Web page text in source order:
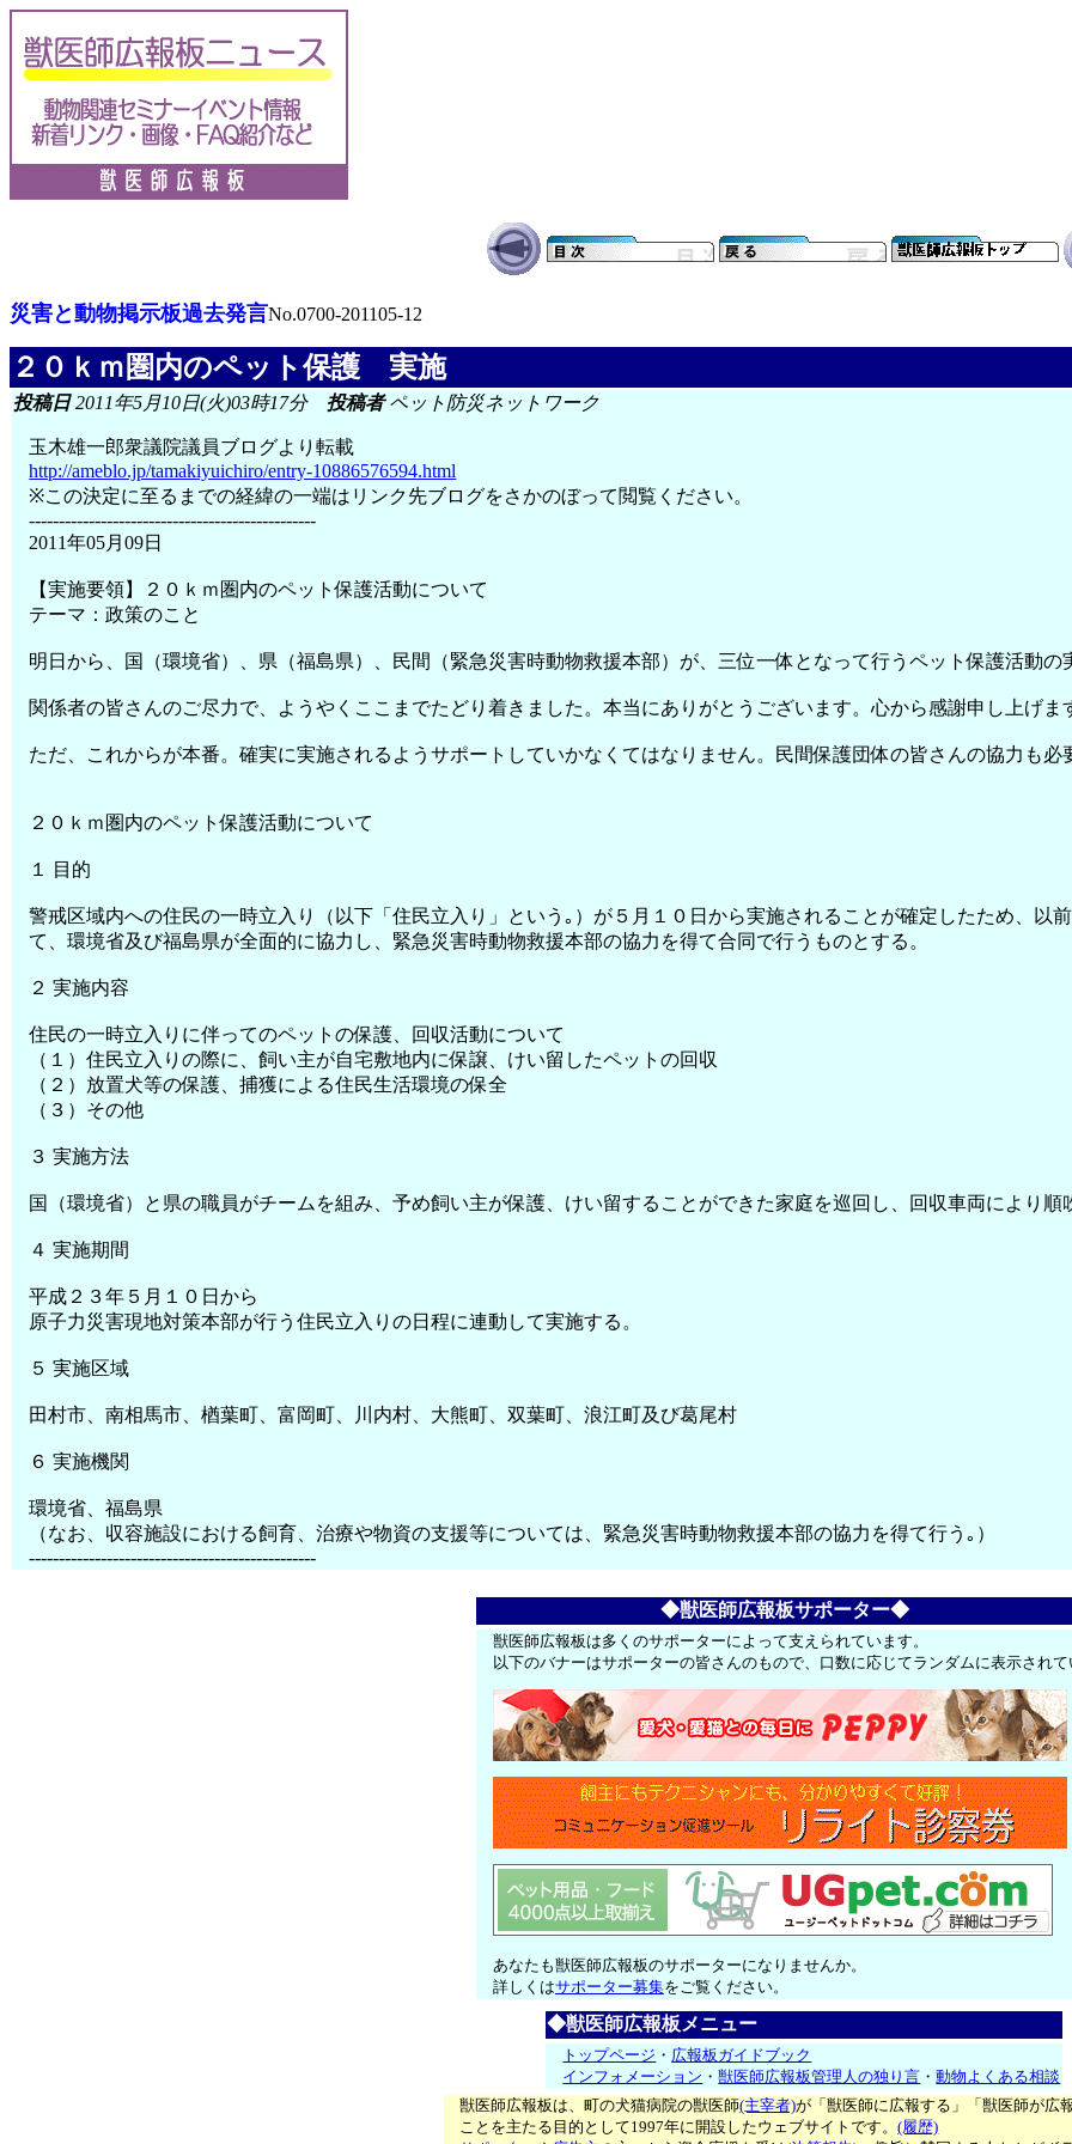
災害と動物掲示板過去発言No.0700-201105-12
２０ｋｍ圏内のペット保護 実施
投稿日2011年5月10日(火)03時17分 投稿者ペット防災ネットワーク
玉木雄一郎衆議院議員ブログより転載
http://ameblo.jp/tamakiyuichiro/entry-10886576594.html
※この決定に至るまでの経緯の一端はリンク先ブログをさかのぼって閲覧ください。
------------------------------------------------
2011年05月09日
【実施要領】２０ｋｍ圏内のペット保護活動について
テーマ：政策のこと
明日から、国（環境省）、県（福島県）、民間（緊急災害時動物救援本部）が、三位一体となって行うペット保護活動の
関係者の皆さんのご尽力で、ようやくここまでたどり着きました。本当にありがとうございます。心から感謝申し上げま
ただ、これからが本番。確実に実施されるようサポートしていかなくてはなりません。民間保護団体の皆さんの協力も
２０ｋｍ圏内のペット保護活動について
１ 目的
警戒区域内への住民の一時立入り（以下「住民立入り」という｡）が５月１０日から実施されることが確定したため、以
て、環境省及び福島県が全面的に協力し、緊急災害時動物救援本部の協力を得て合同で行うものとする。
２ 実施内容
住民の一時立入りに伴ってのペットの保護、回収活動について
（１）住民立入りの際に、飼い主が自宅敷地内に保譲、けい留したペットの回収
（２）放置犬等の保護、捕獲による住民生活環境の保全
（３）その他
３ 実施方法
国（環境省）と県の職員がチームを組み、予め飼い主が保護、けい留することができた家庭を巡回し、回収車両により順
４ 実施期間
平成２３年５月１０日から
原子力災害現地対策本部が行う住民立入りの日程に連動して実施する。
５ 実施区域
田村市、南相馬市、楢葉町、富岡町、川内村、大熊町、双葉町、浪江町及び葛尾村
６ 実施機関
環境省、福島県
（なお、収容施設における飼育、治療や物資の支援等については、緊急災害時動物救援本部の協力を得て行う｡）
------------------------------------------------
◆獣医師広報板サポーター◆
獣医師広報板は多くのサポーターによって支えられています。
以下のバナーはサポーターの皆さんのもので、口数に応じてランダムに表示されて
あなたも獣医師広報板のサポーターになりませんか。
詳しくはサポーター募集をご覧ください。
◆獣医師広報板メニュー
トップページ ・ 広報板ガイドブック
インフォメーション ・獣医師広報板管理人の独り言 ・動物よくある相談
獣医師広報板は、町の犬猫病院の獣医師(主宰者)が「獣医師に広報する」「獣医師が広報
ことを主たる目的として1997年に開設したウェブサイトです。(履歴)